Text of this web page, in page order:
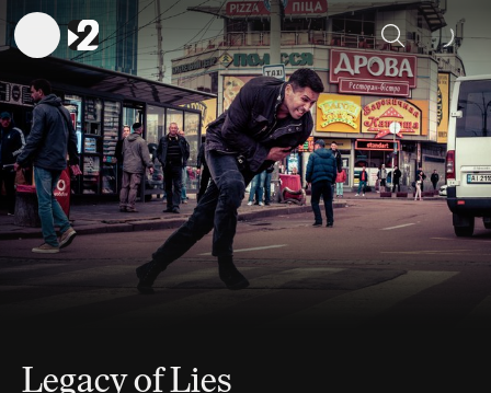
Sök
Legacy of Lies